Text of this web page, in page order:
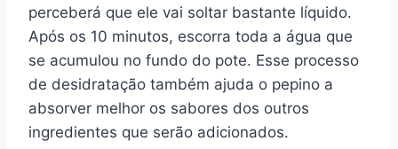
perceberá que ele vai soltar bastante líquido.
Após os 10 minutos, escorra toda a água que
se acumulou no fundo do pote. Esse processo
de desidratação também ajuda o pepino a
absorver melhor os sabores dos outros
ingredientes que serão adicionados.